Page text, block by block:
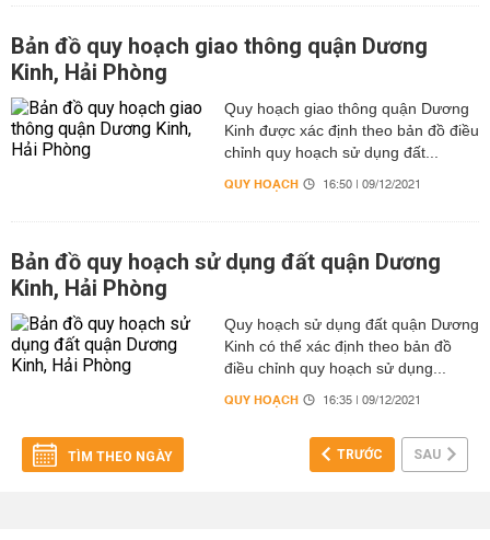
Bản đồ quy hoạch giao thông quận Dương
Kinh, Hải Phòng
Quy hoạch giao thông quận Dương
Kinh được xác định theo bản đồ điều
chỉnh quy hoạch sử dụng đất...
QUY HOẠCH 16:50 | 09/12/2021
Bản đồ quy hoạch sử dụng đất quận Dương
Kinh, Hải Phòng
Quy hoạch sử dụng đất quận Dương
Kinh có thể xác định theo bản đồ
điều chỉnh quy hoạch sử dụng...
QUY HOẠCH 16:35 | 09/12/2021
TÌM THEO NGÀY TRƯỚC SAU